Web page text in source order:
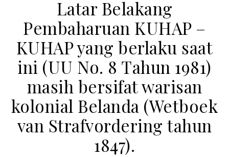
Latar Belakang
Pembaharuan KUHAP –
KUHAP yang berlaku saat
ini (UU No. 8 Tahun 1981)
masih bersifat warisan
kolonial Belanda (Wetboek
van Strafvordering tahun
1847).